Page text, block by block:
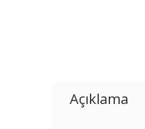
Açıklama